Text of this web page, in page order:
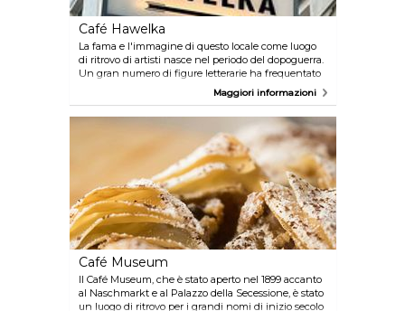
Café Hawelka
La fama e l'immagine di questo locale come luogo
di ritrovo di artisti nasce nel periodo del dopoguerra.
Un gran numero di figure letterarie ha frequentato
regolarmente questo caffè. L'atmosfera tra gli spessi
strati di poster appesi alle pareti, la cabina telefonica
e le logore panche imbottite è davvero unica e
merita di essere vissuta. Ulteriori informazioni sono
disponibili su www.wien.info/en/shopping-wining-
dining/coffeehouses/in-the-old-city
Maggiori informazioni
Café Museum
Il Café Museum, che è stato aperto nel 1899 accanto
al Naschmarkt e al Palazzo della Secessione, è stato
un luogo di ritrovo per i grandi nomi di inizio secolo